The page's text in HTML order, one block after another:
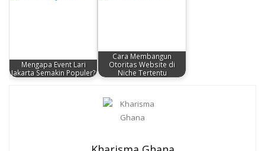
Mengapa Event Lari
Jakarta Semakin Populer?
Cara Membangun
Otoritas Website di
Niche Tertentu